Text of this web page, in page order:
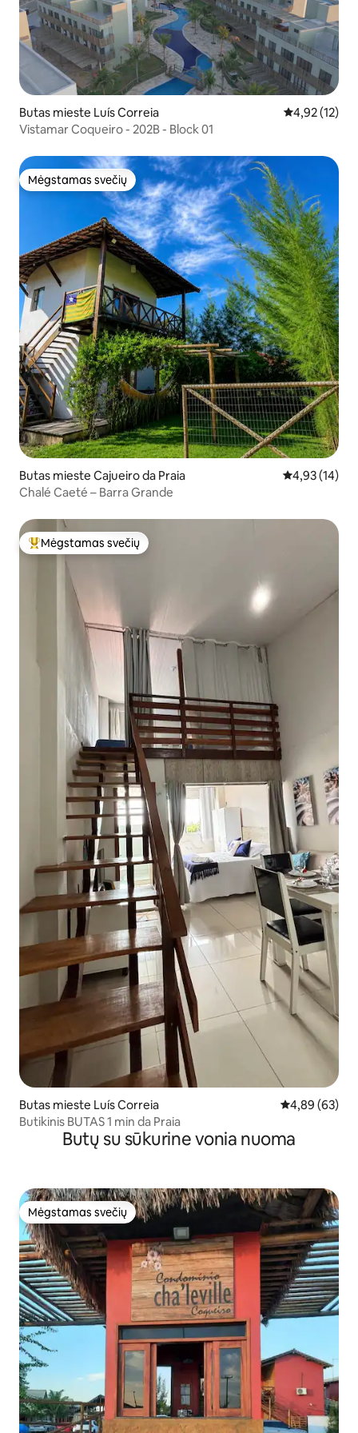
Butas mieste Luís Correia Vidutinis
4,92 (12)
Vistamar Coqueiro - 202B - Block 01
Mėgstamas svečių
Mėgstamas svečių
Butas mieste Cajueiro da Praia Vidutinis
4,93 (14)
Chalé Caeté – Barra Grande
Svečių mėgstamiausias
Mėgstamas svečių
Butas mieste Luís Correia Vidutinis
4,89 (63)
Butikinis BUTAS 1 min da Praia
Butų su sūkurine vonia nuoma
Mėgstamas svečių
Mėgstamas svečių